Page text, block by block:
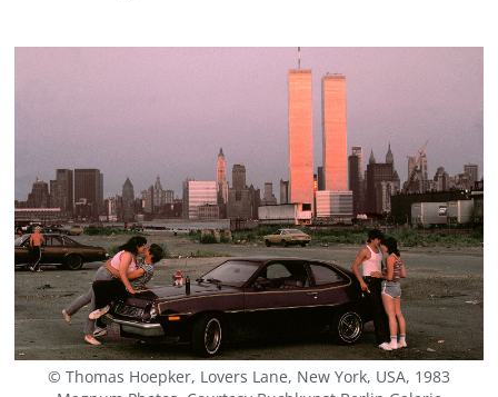
© Thomas Hoepker, Lovers Lane, New York, USA, 1983